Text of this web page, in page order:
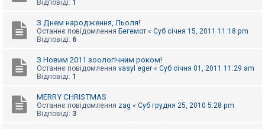
Відповіді: 1
З Днем народження, Льоля!
Останнє повідомлення Бегемот « Суб січня 15, 2011 11:18 pm
Відповіді: 6
З Новим 2011 зоологічним роком!
Останнє повідомлення vasyl eger « Суб січня 01, 2011 11:29 am
Відповіді: 1
MERRY CHRISTMAS
Останнє повідомлення zag « Суб грудня 25, 2010 5:28 pm
Відповіді: 3